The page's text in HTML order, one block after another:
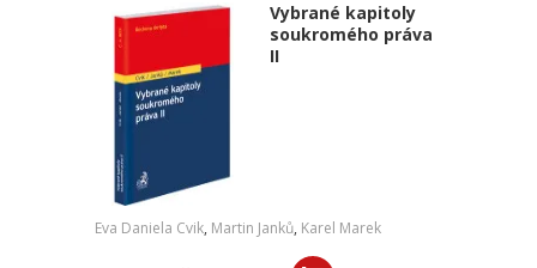
Vybrané kapitoly
soukromého práva
II
Eva Daniela Cvik, Martin Janků, Karel Marek